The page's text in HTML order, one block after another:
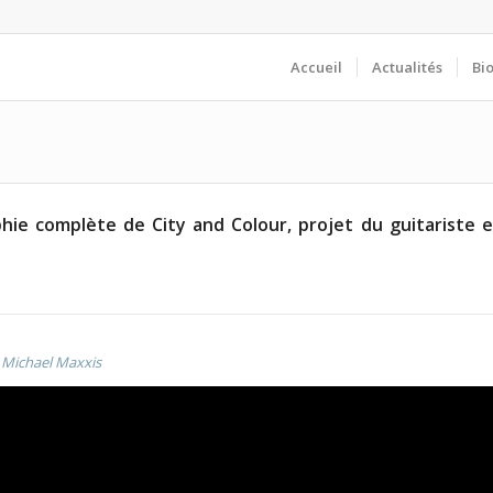
Accueil Actualités
complète de City and Colour, projet du guitariste
Michael Maxxis